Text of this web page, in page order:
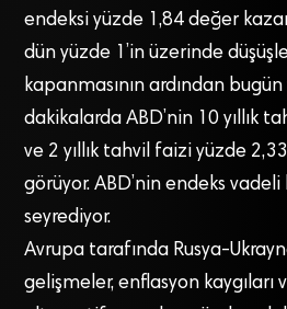
endeksi yüzde 1,84 değer
dün yüzde 1’in üzerinde
kapanmasının ardından
dakikalarda ABD’nin 10 yıllık
ve 2 yıllık tahvil faizi yüzde
görüyor. ABD’nin endeks vadeli
seyrediyor.
Avrupa tarafında Rusya-
gelişmeler, enflasyon kaygıları